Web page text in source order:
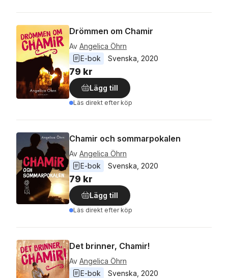
Drömmen om Chamir
Av Angelica Öhrn
E-bok
Svenska 2020
79 kr
Lägg till
Läs direkt efter köp
Chamir och sommarpokalen
Av Angelica Öhrn
E-bok
Svenska 2020
79 kr
Lägg till
Läs direkt efter köp
Det brinner, Chamir!
Av Angelica Öhrn
E-bok
Svenska 2020